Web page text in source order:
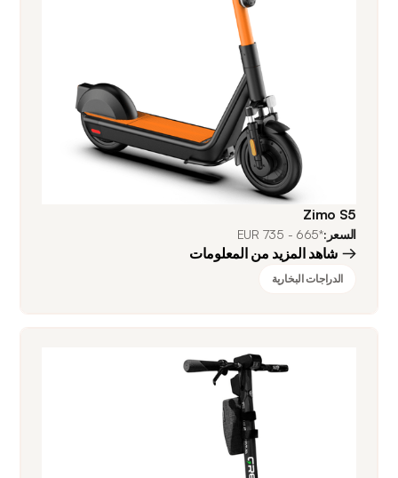
Zimo S5
السعر:*665 - 735 EUR
شاهد المزيد من المعلومات
الدراجات البخارية